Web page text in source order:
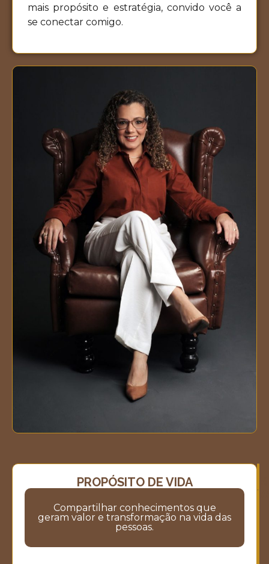
mais propósito e estratégia, convido você a
se conectar comigo.
PROPÓSITO DE VIDA
Compartilhar conhecimentos que
geram valor e transformação na vida das
pessoas.